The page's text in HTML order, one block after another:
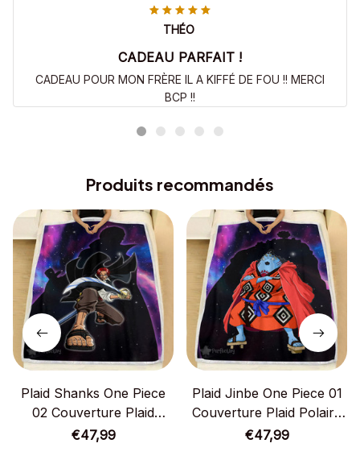
THÉO
CADEAU PARFAIT !
CADEAU POUR MON FRÈRE IL A KIFFÉ DE FOU !! MERCI
BCP !!
Produits recommandés
Plaid Shanks One Piece
02 Couverture Plaid
Polaire Plaid Canapé
€47,99
Plaid Jinbe One Piece 01
Couverture Plaid Polaire
Plaid Canapé
€47,99